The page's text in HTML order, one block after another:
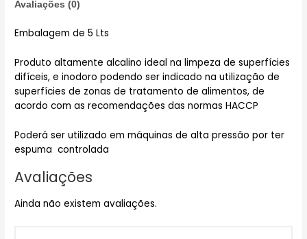
Avaliações (0)
Embalagem de 5 Lts
Produto altamente alcalino ideal na limpeza de superfícies
difíceis, e inodoro podendo ser indicado na utilização de
superfícies de zonas de tratamento de alimentos, de
acordo com as recomendações das normas HACCP
Poderá ser utilizado em máquinas de alta pressão por ter
espuma controlada
Avaliações
Ainda não existem avaliações.